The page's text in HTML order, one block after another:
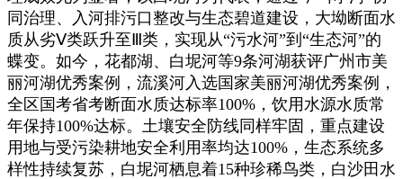
同治理、入河排污口整改与生态碧道建设，大坳断面水
质从劣Ⅴ类跃升至Ⅲ类，实现从“污水河”到“生态河”的
蝶变。如今，花都湖、白坭河等9条河湖获评广州市美
丽河湖优秀案例，流溪河入选国家美丽河湖优秀案例，
全区国考省考断面水质达标率100%，饮用水源水质常
年保持100%达标。土壤安全防线同样牢固，重点建设
用地与受污染耕地安全利用率均达100%，生态系统多
样性持续复苏，白坭河栖息着15种珍稀鸟类，白沙田水